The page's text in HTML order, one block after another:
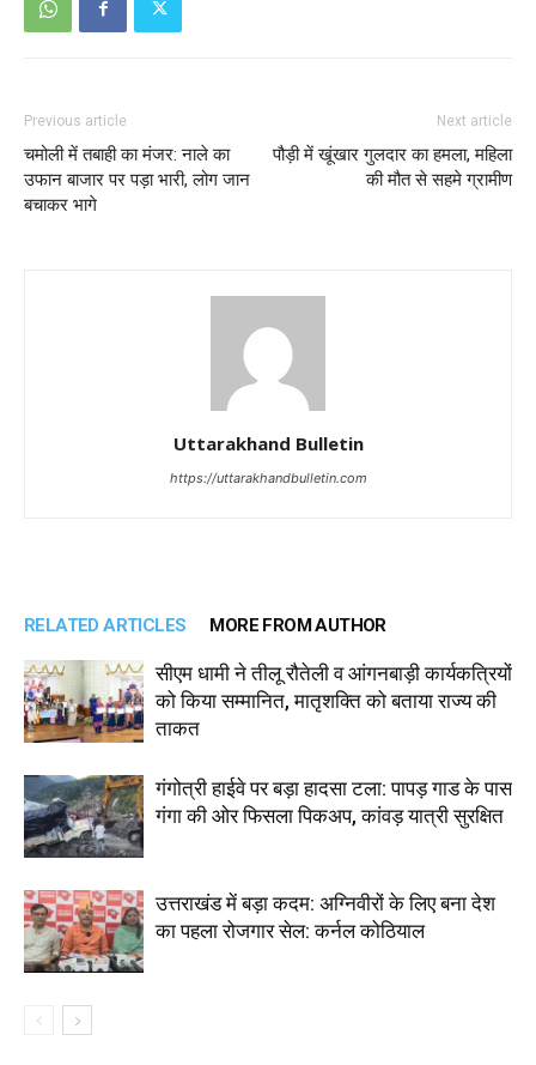
Previous article
चमोली में तबाही का मंजर: नाले का
उफान बाजार पर पड़ा भारी, लोग जान
बचाकर भागे
Next article
पौड़ी में खूंखार गुलदार का हमला, महिला
की मौत से सहमे ग्रामीण
Uttarakhand Bulletin
https://uttarakhandbulletin.com
RELATED ARTICLES MORE FROM AUTHOR
सीएम धामी ने तीलू रौतेली व आंगनबाड़ी कार्यकत्रियों
को किया सम्मानित, मातृशक्ति को बताया राज्य की
ताकत
गंगोत्री हाईवे पर बड़ा हादसा टला: पापड़ गाड के पास
गंगा की ओर फिसला पिकअप, कांवड़ यात्री सुरक्षित
उत्तराखंड में बड़ा कदम: अग्निवीरों के लिए बना देश
का पहला रोजगार सेल: कर्नल कोठियाल